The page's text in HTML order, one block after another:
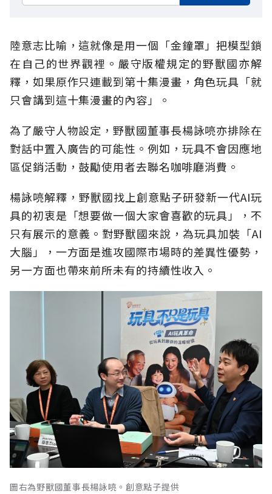
陸意志比喻，這就像是用一個「金鐘罩」把模型鎖
在自己的世界觀裡。嚴守版權規定的野獸國亦解
釋，如果原作只連載到第十集漫畫，角色玩具「就
只會講到這十集漫畫的內容」。
為了嚴守人物設定，野獸國董事長楊詠喨亦排除在
對話中置入廣告的可能性。例如，玩具不會因應地
區促銷活動，鼓勵使用者去聯名咖啡廳消費。
楊詠喨解釋，野獸國找上創意點子研發新一代AI玩
具的初衷是「想要做一個大家會喜歡的玩具」，不
只有展示的意義。對野獸國來說，為玩具加裝「AI
大腦」，一方面是進攻國際市場時的差異性優勢，
另一方面也帶來前所未有的持續性收入。
圖右為野獸國董事長楊詠喨。創意點子提供